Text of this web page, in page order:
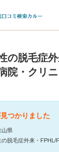
の脱毛症
院・クリ
つかりました
山県
の脱毛症外来・FPHL/